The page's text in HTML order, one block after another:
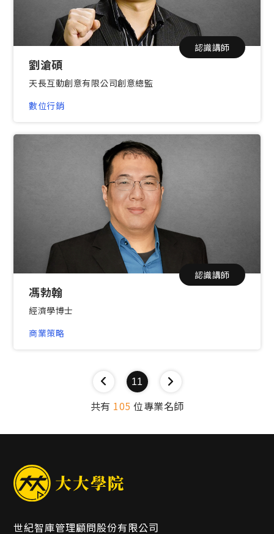
認識講師
劉滄碩
天長互動創意有限公司創意總監
數位行銷
認識講師
馮勃翰
經濟學博士
商業策略
11
共有 105 位專業名師
世紀智庫管理顧問股份有限公司